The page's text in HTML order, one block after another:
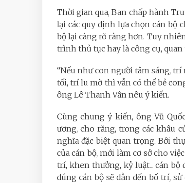
Thời gian qua, Ban chấp hành
lại các quy định lựa chọn cán bộ
bộ lại càng rõ ràng hơn. Tuy
trình thủ tục hay là công cụ,
“Nếu như con người tâm sáng,
tối, trí lu mờ thì vẫn có thể bẻ
ông Lê Thanh Vân nêu ý kiến.
Cùng chung ý kiến, ông Vũ
ương, cho răng, trong các khâu
nghĩa đặc biệt quan trọng. Bởi
của cán bộ, mới làm cơ sở cho
trí, khen thưởng, kỷ luật... cán bộ
đúng cán bộ sẽ dẫn đến bố trí,